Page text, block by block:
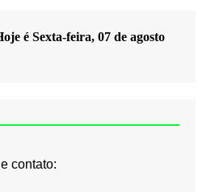
é Sexta-feira, 07 de agosto
contato: